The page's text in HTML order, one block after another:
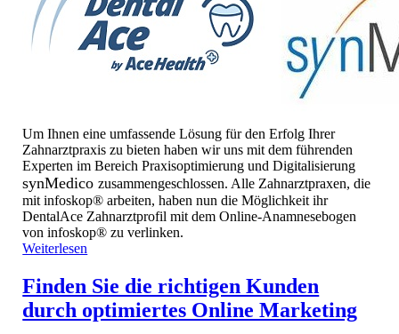
Um Ihnen eine umfassende Lösung für den Erfolg Ihrer
Zahnarztpraxis zu bieten haben wir uns mit dem führenden
Experten im Bereich Praxisoptimierung und Digitalisierung
synMedicozusammengeschlossen. Alle Zahnarztpraxen, die
mit infoskop® arbeiten, haben nun die Möglichkeit ihr
DentalAce Zahnarztprofil mit dem Online-Anamnesebogen
von infoskop® zu verlinken.
Weiterlesen
Finden Sie die richtigen Kunden
durch optimiertes Online Marketing